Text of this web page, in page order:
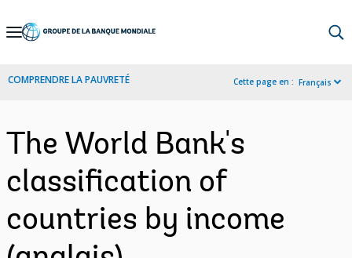
Skip
Navigation
COMPRENDRE LA PAUVRETÉ Cette page en : Français
The World Bank's
classification of
countries by income